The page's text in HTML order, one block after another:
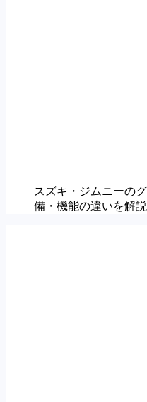
スズキ・ジムニーの
備・機能の違いを解説